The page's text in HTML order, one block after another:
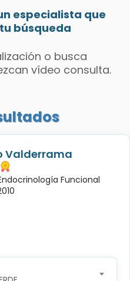
especialista que
búsqueda
o busca
vídeo consulta.
Valderrama
Funcional